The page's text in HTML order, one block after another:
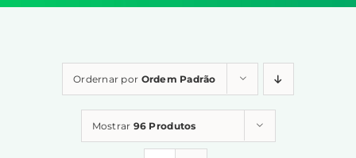
Ordernar por Ordem Padrão
Mostrar 96 Produtos